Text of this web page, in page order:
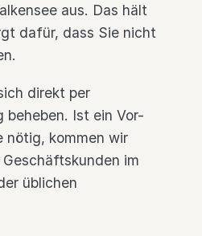
aus. Das hält
dafür, dass Sie nicht
direkt per
beheben. Ist ein Vor-
nötig, kommen wir
im
üblichen